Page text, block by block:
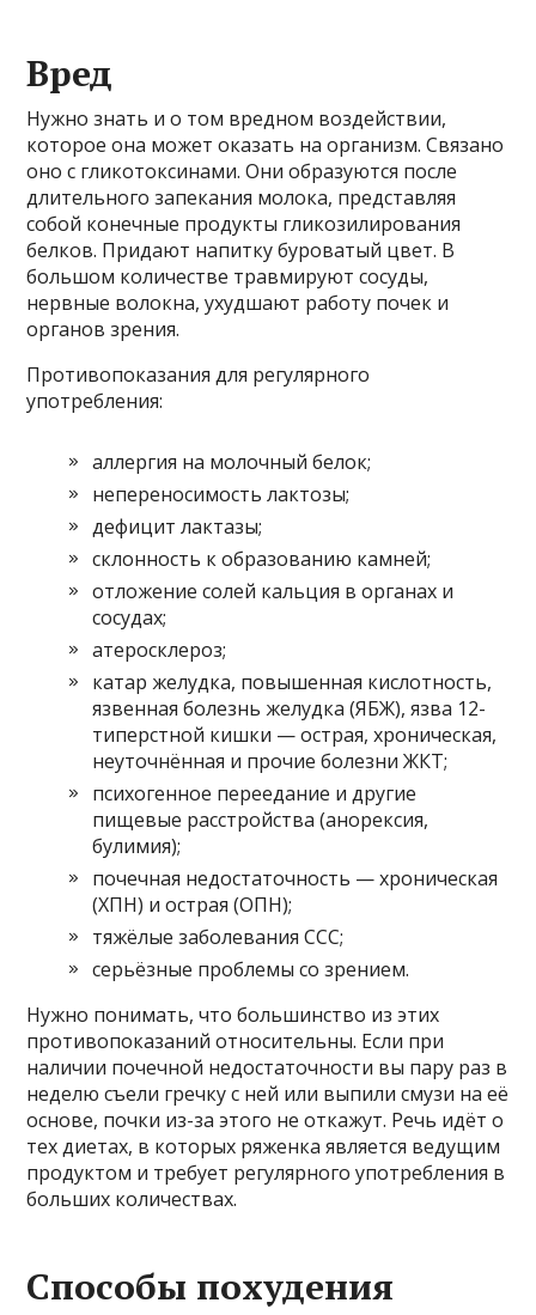
Вред
Нужно знать и о том вредном воздействии,
которое она может оказать на организм. Связано
оно с гликотоксинами. Они образуются после
длительного запекания молока, представляя
собой конечные продукты гликозилирования
белков. Придают напитку буроватый цвет. В
большом количестве травмируют сосуды,
нервные волокна, ухудшают работу почек и
органов зрения.
Противопоказания для регулярного
употребления:
аллергия на молочный белок;
непереносимость лактозы;
дефицит лактазы;
склонность к образованию камней;
отложение солей кальция в органах и
сосудах;
атеросклероз;
катар желудка, повышенная кислотность,
язвенная болезнь желудка (ЯБЖ), язва 12-
типерстной кишки — острая, хроническая,
неуточнённая и прочие болезни ЖКТ;
психогенное переедание и другие
пищевые расстройства (анорексия,
булимия);
почечная недостаточность — хроническая
(ХПН) и острая (ОПН);
тяжёлые заболевания ССС;
серьёзные проблемы со зрением.
Нужно понимать, что большинство из этих
противопоказаний относительны. Если при
наличии почечной недостаточности вы пару раз в
неделю съели гречку с ней или выпили смузи на её
основе, почки из-за этого не откажут. Речь идёт о
тех диетах, в которых ряженка является ведущим
продуктом и требует регулярного употребления в
больших количествах.
Способы похудения